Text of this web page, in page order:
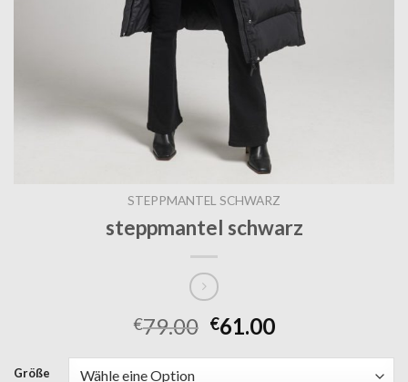
STEPPMANTEL SCHWARZ
steppmantel schwarz
€79.00 €61.00
Größe